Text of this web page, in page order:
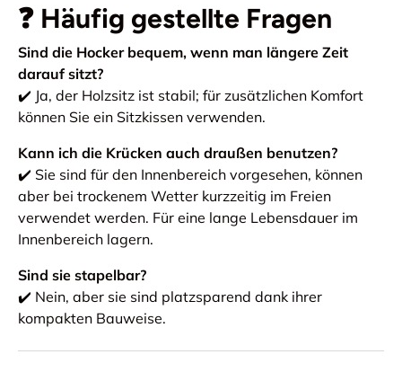
❓ Häufig gestellte Fragen
Sind die Hocker bequem, wenn man längere Zeit
darauf sitzt?
✔️ Ja, der Holzsitz ist stabil; für zusätzlichen Komfort
können Sie ein Sitzkissen verwenden.
Kann ich die Krücken auch draußen benutzen?
✔️ Sie sind für den Innenbereich vorgesehen, können
aber bei trockenem Wetter kurzzeitig im Freien
verwendet werden. Für eine lange Lebensdauer im
Innenbereich lagern.
Sind sie stapelbar?
✔️ Nein, aber sie sind platzsparend dank ihrer
kompakten Bauweise.